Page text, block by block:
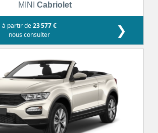
MINI Cabriolet
à partir de23 577 €
nous consulter
❯